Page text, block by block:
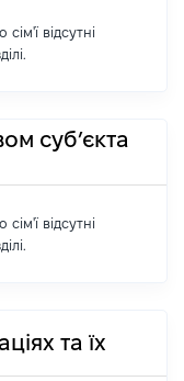
відсутні
суб’єкта
відсутні
та їх